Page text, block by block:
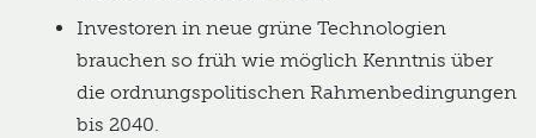
Investoren in neue grüne Technologien
brauchen so früh wie möglich Kenntnis über
die ordnungspolitischen Rahmenbedingungen
bis 2040.